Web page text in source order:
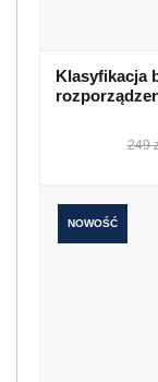
Klasyfikacja
249
NOWOŚĆ